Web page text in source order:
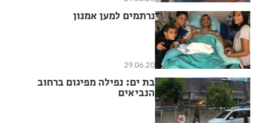
נרתמים למען אמנון
29.06.20
בת ים: נפילה מפיגום ברחוב
הנביאים